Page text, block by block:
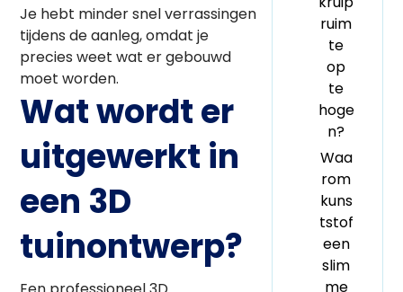
Je hebt minder snel verrassingen
tijdens de aanleg, omdat je
precies weet wat er gebouwd
moet worden.
Wat wordt er
uitgewerkt in
een 3D
tuinontwerp?
ruim
te
op
te
hoge
n?
Waa
rom
kuns
tstof
een
slim
me